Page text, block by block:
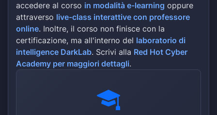
accedere al corso in modalità e-learning oppure
attraverso live-class interattive con professore
online. Inoltre, il corso non finisce con la
certificazione, ma all'interno del laboratorio di
intelligence DarkLab. Scrivi alla Red Hot Cyber
Academy per maggiori dettagli.